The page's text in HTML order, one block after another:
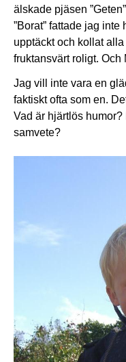
älskade pjäsen
”Borat” fattade jag inte
upptäckt och kollat
fruktansvärt roligt.
Jag vill inte vara en
faktiskt ofta som en.
Vad är hjärtlös
samvete?